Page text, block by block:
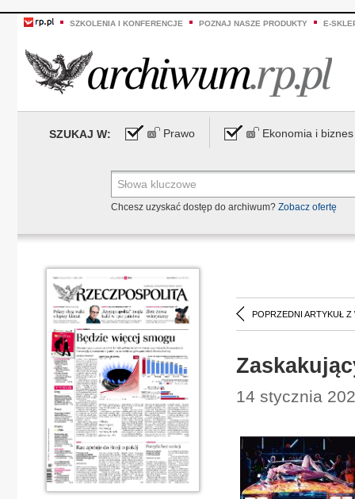
SZKOLENIA I KONFERENCJE POZNAJ NASZE PRODUKTY E-
SZUKAJ W: Prawo Ekonomia i biznes
Chcesz uzyskać dostęp do archiwum? Zobacz ofertę
POPRZEDNI ARTYKUŁ Z
14 stycznia